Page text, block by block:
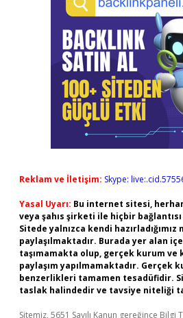
Reklam ve İletişim: Skype:
Yasal Uyarı: Bu internet sitesi,
veya şahıs şirketi ile hiçbir
Sitede yalnızca kendi
paylaşılmaktadır. Burada yer alan
taşımamakta olup, gerçek kurum ve
paylaşım yapılmamaktadır. Gerçek
benzerlikleri tamamen tesadüfidir.
taslak halindedir ve tavsiye niteliği
Sitemiz, 5651 Sayılı Kanun gereğince